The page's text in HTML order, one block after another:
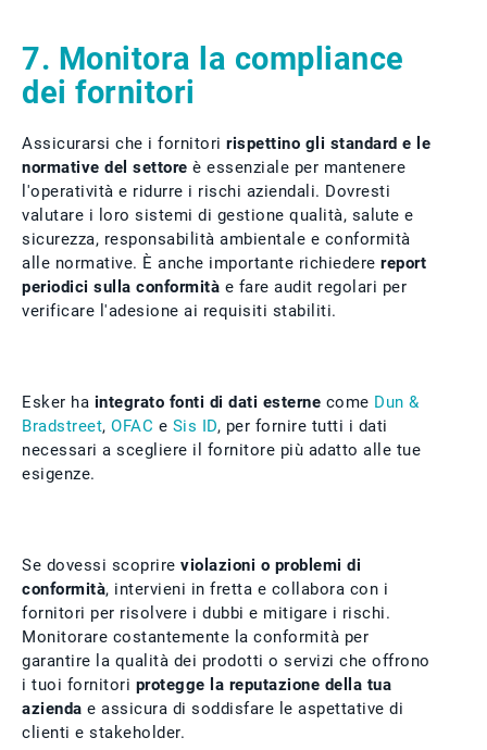
7. Monitora la compliance
dei fornitori
Assicurarsi che i fornitori rispettino gli standard e le
normative del settore è essenziale per mantenere
l'operatività e ridurre i rischi aziendali. Dovresti
valutare i loro sistemi di gestione qualità, salute e
sicurezza, responsabilità ambientale e conformità
alle normative. È anche importante richiedere report
periodici sulla conformità e fare audit regolari per
verificare l'adesione ai requisiti stabiliti.
Esker ha integrato fonti di dati esterne come Dun &
Bradstreet, OFAC e Sis ID, per fornire tutti i dati
necessari a scegliere il fornitore più adatto alle tue
esigenze.
Se dovessi scoprire violazioni o problemi di
conformità, intervieni in fretta e collabora con i
fornitori per risolvere i dubbi e mitigare i rischi.
Monitorare costantemente la conformità per
garantire la qualità dei prodotti o servizi che offrono
i tuoi fornitori protegge la reputazione della tua
azienda e assicura di soddisfare le aspettative di
clienti e stakeholder.